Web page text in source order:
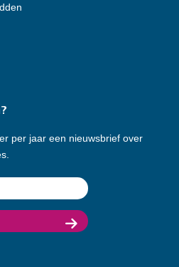
per jaar een nieuwsbrief over